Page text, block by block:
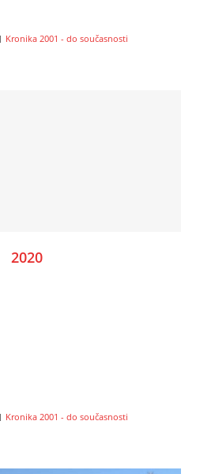
Kronika 2001 - do současnosti
2020
Kronika 2001 - do současnosti